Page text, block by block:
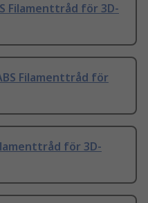
Filamenttråd för 3D-
Filamenttråd för
för 3D-